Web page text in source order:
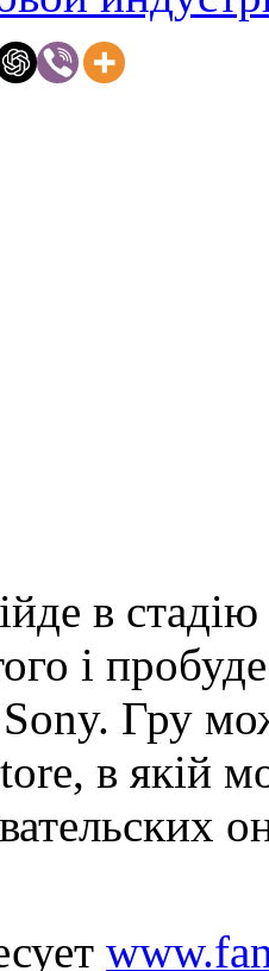
в стадію
і
Гру
в якій